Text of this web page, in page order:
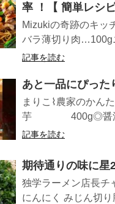
率 ！【 簡単レシ
Mizukiの奇跡のキッ
バラ薄切り肉
記事を読む
あと一品にぴった
まりこ⌇農家のかん
芋 400g◎
記事を読む
期待通りの味に星
独学ラーメン店長チ
にんにく みじん切